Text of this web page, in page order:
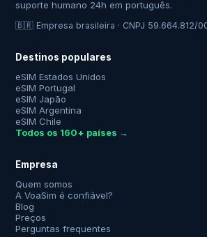
suporte humano 24h em português.
🇧🇷 Empresa brasileira · CNPJ 59.664.812/
Destinos populares
eSIM Estados Unidos
eSIM Portugal
eSIM Japão
eSIM Argentina
eSIM Chile
Todos os 160+ países →
Empresa
Quem somos
A VoaSim é confiável?
Blog
Preços
Perguntas frequentes